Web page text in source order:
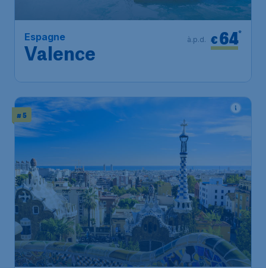
Espagne
Valence
€64*
à.p.d.
# 5